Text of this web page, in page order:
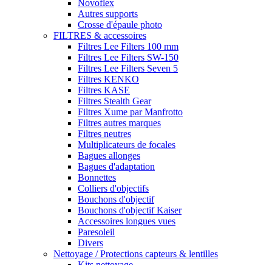
Novoflex
Autres supports
Crosse d'épaule photo
FILTRES & accessoires
Filtres Lee Filters 100 mm
Filtres Lee Filters SW-150
Filtres Lee Filters Seven 5
Filtres KENKO
Filtres KASE
Filtres Stealth Gear
Filtres Xume par Manfrotto
Filtres autres marques
Filtres neutres
Multiplicateurs de focales
Bagues allonges
Bagues d'adaptation
Bonnettes
Colliers d'objectifs
Bouchons d'objectif
Bouchons d'objectif Kaiser
Accessoires longues vues
Paresoleil
Divers
Nettoyage / Protections capteurs & lentilles